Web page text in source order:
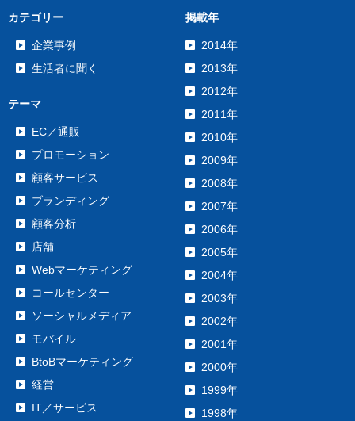
カテゴリー
企業事例
生活者に聞く
テーマ
EC／通販
プロモーション
顧客サービス
ブランディング
顧客分析
店舗
Webマーケティング
コールセンター
ソーシャルメディア
モバイル
BtoBマーケティング
経営
IT／サービス
掲載年
2014年
2013年
2012年
2011年
2010年
2009年
2008年
2007年
2006年
2005年
2004年
2003年
2002年
2001年
2000年
1999年
1998年